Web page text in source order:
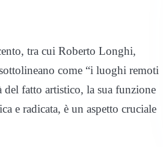
tra cui Roberto Longhi,
come “i luoghi remoti
del fatto artistico, la sua funzione
e radicata, è un aspetto cruciale